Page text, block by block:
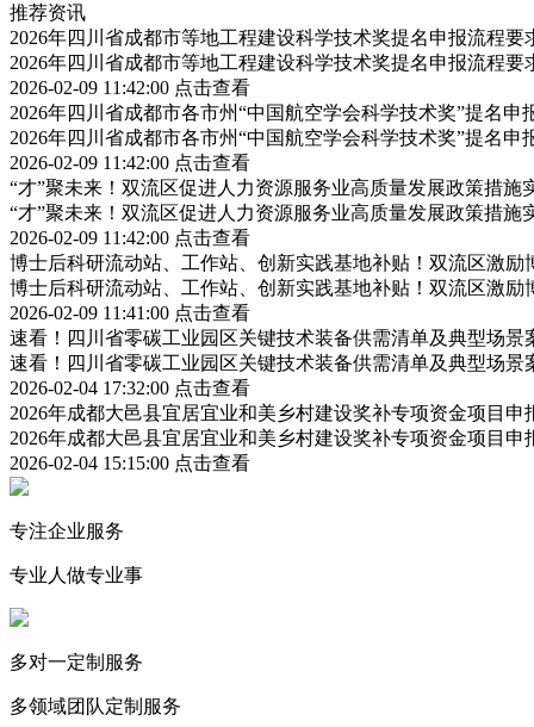
推荐资讯
2026年四川省成都市等地工程建设科学技术奖提名申报流程
2026年四川省成都市等地工程建设科学技术奖提名申报流程
2026-02-09 11:42:00 点击查看
2026年四川省成都市各市州“中国航空学会科学技术奖”提名申
2026年四川省成都市各市州“中国航空学会科学技术奖”提名申
2026-02-09 11:42:00 点击查看
“才”聚未来！双流区促进人力资源服务业高质量发展政策措施
“才”聚未来！双流区促进人力资源服务业高质量发展政策措施
2026-02-09 11:42:00 点击查看
博士后科研流动站、工作站、创新实践基地补贴！双流区激
博士后科研流动站、工作站、创新实践基地补贴！双流区激
2026-02-09 11:41:00 点击查看
速看！四川省零碳工业园区关键技术装备供需清单及典型场
速看！四川省零碳工业园区关键技术装备供需清单及典型场
2026-02-04 17:32:00 点击查看
2026年成都大邑县宜居宜业和美乡村建设奖补专项资金项目
2026年成都大邑县宜居宜业和美乡村建设奖补专项资金项目
2026-02-04 15:15:00 点击查看
专注企业服务
专业人做专业事
多对一定制服务
多领域团队定制服务